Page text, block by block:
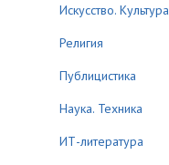
Искусство. Культура
Религия
Публицистика
Наука. Техника
ИТ-литература